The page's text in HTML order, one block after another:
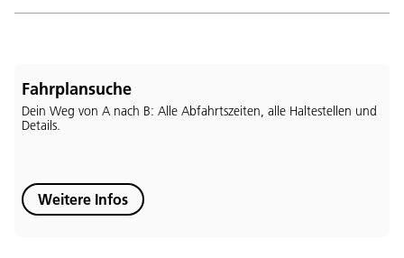
Fahrplansuche
Dein Weg von A nach B: Alle Abfahrtszeiten, alle Haltestellen und
Details.
Weitere Infos